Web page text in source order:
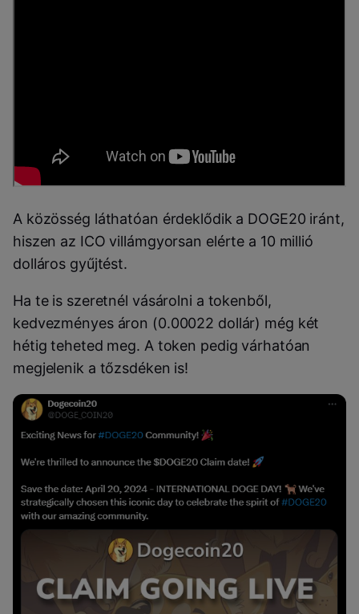
A közösség láthatóan érdeklődik a DOGE20 iránt,
hiszen az ICO villámgyorsan elérte a 10 millió
dolláros gyűjtést.
Ha te is szeretnél vásárolni a tokenből,
kedvezményes áron (0.00022 dollár) még két
hétig teheted meg. A token pedig várhatóan
megjelenik a tőzsdéken is!